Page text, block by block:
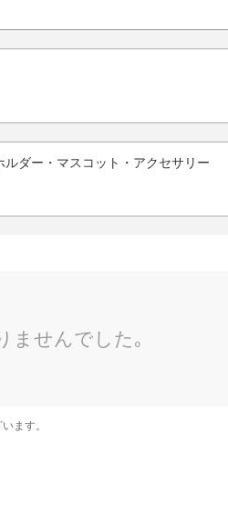
ルダー・マスコット・アクセサリー